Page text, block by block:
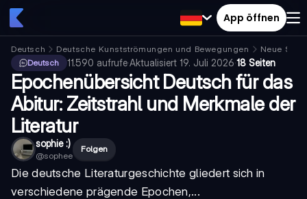
App öffnen
Deutsch Deutsche Kunstströmungen und Bewegungen
Neue
Deutsch
11.590 aufrufe·Aktualisiert 19. Juli 2026·18 Seiten
Epochenübersicht Deutsch für das
Abitur: Zeitstrahl und Merkmale der
Literatur
sophie :)
@sophee
Folgen
Die deutsche Literaturgeschichte gliedert sich in
verschiedene prägende Epochen,...